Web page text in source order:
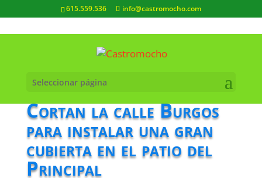
615.559.536 info@castromocho.com
Seleccionar página
Cortan la calle Burgos
para instalar una gran
cubierta en el patio del
Principal